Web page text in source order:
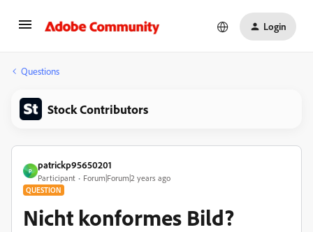
Login
Questions
Stock Contributors
P
patrickp95650201
Participant Forum|Forum|2 years ago
QUESTION
Nicht konformes Bild?